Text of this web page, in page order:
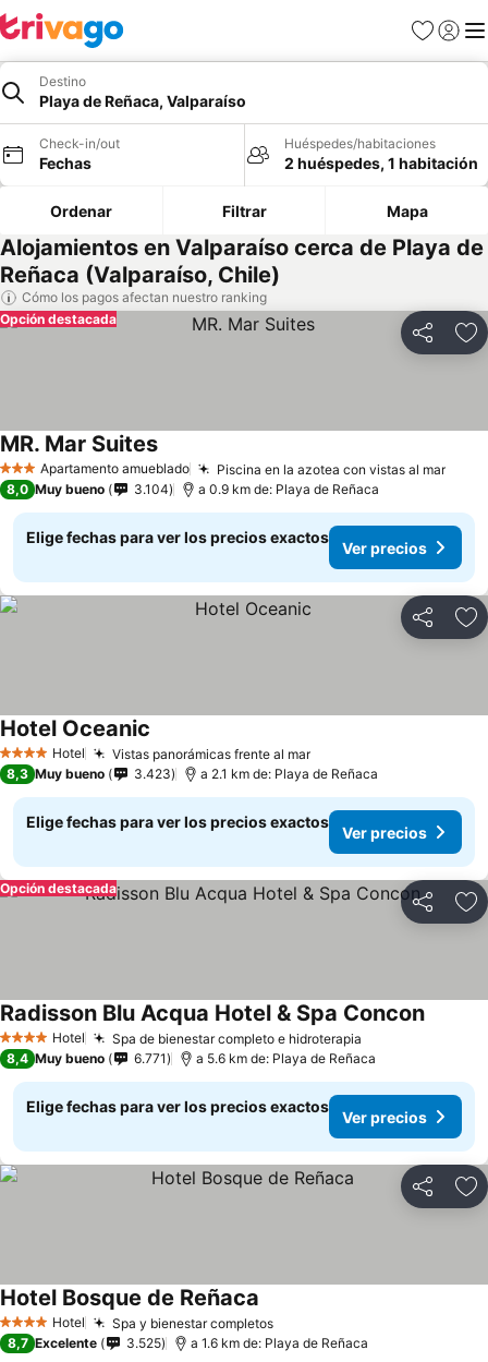
Favoritos
Iniciar
Destino
Playa de Reñaca, Valparaíso
Check-in/out
Fechas
Huéspedes/habitaciones
2 huéspedes, 1 habitación
Ordenar Filtrar Mapa
Alojamientos en Valparaíso cerca de Playa de
Reñaca (Valparaíso, Chile)
Cómo los pagos afectan nuestro ranking
Compartir
Opción destacada
3 EstrellasApartamento amueblado Piscina en la azotea con vistas al mar
MR. Mar Suites
8,0 Muy bueno 3.104 a 0.9 km de: Playa de Reñaca
Elige fechas para ver los precios exactos
Ver precios
Compartir
4 EstrellasHotel Vistas panorámicas frente al mar
Hotel Oceanic
8,3 Muy bueno 3.423 a 2.1 km de: Playa de Reñaca
Elige fechas para ver los precios exactos
Ver precios
Compartir
Opción destacada
4 EstrellasHotel Spa de bienestar completo e hidroterapia
Radisson Blu Acqua Hotel & Spa Concon
8,4 Muy bueno 6.771 a 5.6 km de: Playa de Reñaca
Elige fechas para ver los precios exactos
Ver precios
Compartir
4 EstrellasHotel Spa y bienestar completos
Hotel Bosque de Reñaca
8,7 Excelente 3.525 a 1.6 km de: Playa de Reñaca